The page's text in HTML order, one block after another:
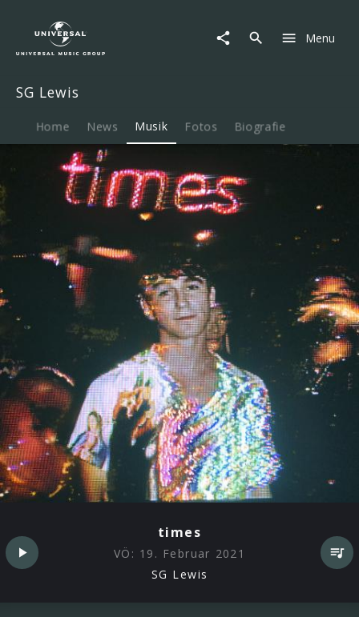
Musik
times
Menu
SG Lewis
Home News Musik Fotos Biografie
times
VÖ: 19. Februar 2021
SG Lewis